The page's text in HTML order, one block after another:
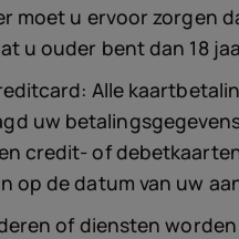
moet u ervoor zorgen
u ouder bent dan 18
Alle
uw
credit- of
op de datum van uw
of diensten